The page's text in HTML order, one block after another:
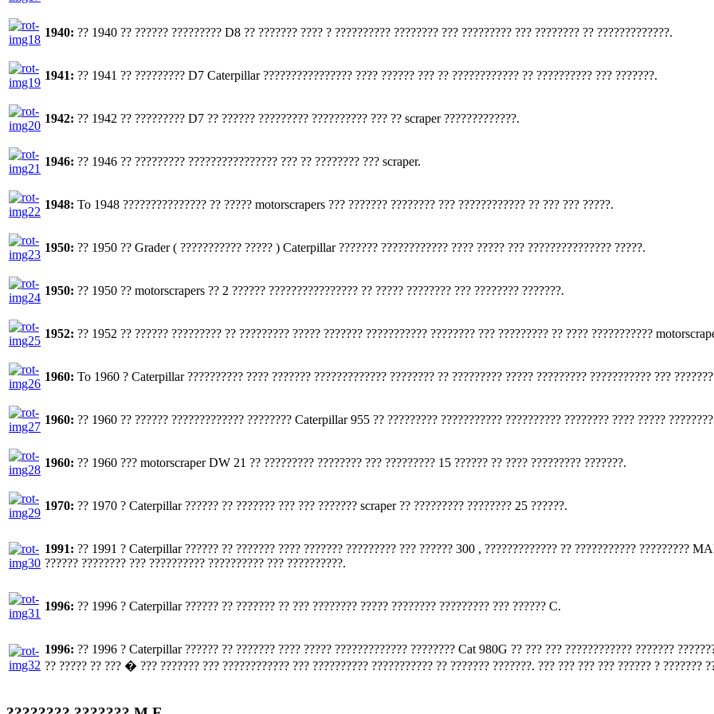
1940: ?? 1940 ?? ?????? ????????? D8 ?? ??????? ???? ? ?????????? ???????? ??? ????????? ??? ???????? ?? ?????????????.
1941: ?? 1941 ?? ????????? D7 Caterpillar ???????????????? ???? ?????? ??? ?? ???????????? ?? ?????????? ??? ???????.
1942: ?? 1942 ?? ????????? D7 ?? ?????? ????????? ?????????? ??? ?? scraper ?????????????.
1946: ?? 1946 ?? ????????? ???????????????? ??? ?? ???????? ??? scraper.
1948: To 1948 ??????????????? ?? ????? motorscrapers ??? ??????? ???????? ??? ???????????? ?? ??? ??? ?????.
1950: ?? 1950 ?? Grader ( ??????????? ????? ) Caterpillar ??????? ???????????? ???? ????? ??? ??????????????? ?????.
1950: ?? 1950 ?? motorscrapers ?? 2 ?????? ???????????????? ?? ????? ???????? ??? ???????? ???????.
1952: ?? 1952 ?? ?????? ????????? ?? ????????? ????? ??????? ??????????? ???????? ??? ????????? ?? ???? ???????????
1960: To 1960 ? Caterpillar ?????????? ???? ??????? ????????????? ???????? ?? ????????? ????? ????????? ??????????? ???
1960: ?? 1960 ?? ?????? ????????????? ???????? Caterpillar 955 ?? ????????? ??????????? ?????????? ???????? ???? ?????
1960: ?? 1960 ??? motorscraper DW 21 ?? ????????? ???????? ??? ????????? 15 ?????? ?? ???? ????????? ???????.
1970: ?? 1970 ? Caterpillar ?????? ?? ??????? ??? ??? ??????? scraper ?? ????????? ???????? 25 ??????.
1991: ?? 1991 ? Caterpillar ?????? ?? ??????? ???? ??????? ????????? ??? ?????? 300 , ????????????? ?? ??????????? ?????????
?????? ???????? ??? ?????????? ?????????? ??? ??????????.
1996: ?? 1996 ? Caterpillar ?????? ?? ??????? ?? ??? ???????? ????? ???????? ????????? ??? ?????? C.
1996: ?? 1996 ? Caterpillar ?????? ?? ??????? ???? ????? ????????????? ???????? Cat 980G ?? ??? ??? ???????????? ???????
?? ????? ?? ??? � ??? ??????? ??? ???????????? ??? ?????????? ??????????? ?? ??????? ???????. ??? ??? ??? ??? ?????? ? ???????